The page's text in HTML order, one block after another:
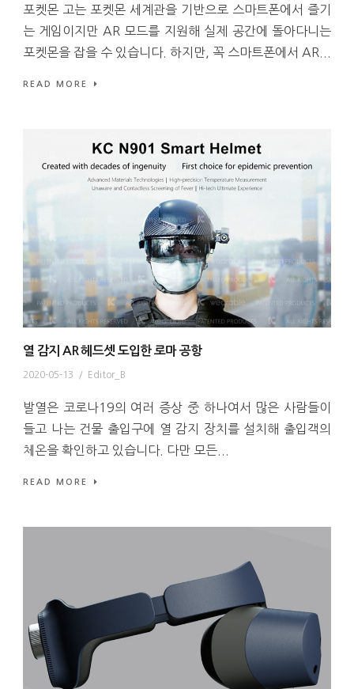
포켓몬 고는 포켓몬 세계관을 기반으로 스마트폰에서 즐기
는 게임이지만 AR 모드를 지원해 실제 공간에 돌아다니는
포켓몬을 잡을 수 있습니다. 하지만, 꼭 스마트폰에서 AR...
READ MORE
열 감지 AR 헤드셋 도입한 로마 공항
2020-05-13 / Editor_B
발열은 코로나19의 여러 증상 중 하나여서 많은 사람들이
들고 나는 건물 출입구에 열 감지 장치를 설치해 출입객의
체온을 확인하고 있습니다. 다만 모든...
READ MORE